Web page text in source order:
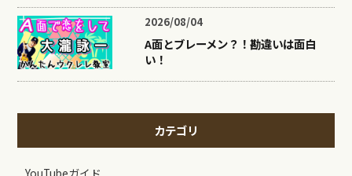
2026/08/04
A面とブレーメン？！勘違いは面白
い！
カテゴリ
YouTubeガイド